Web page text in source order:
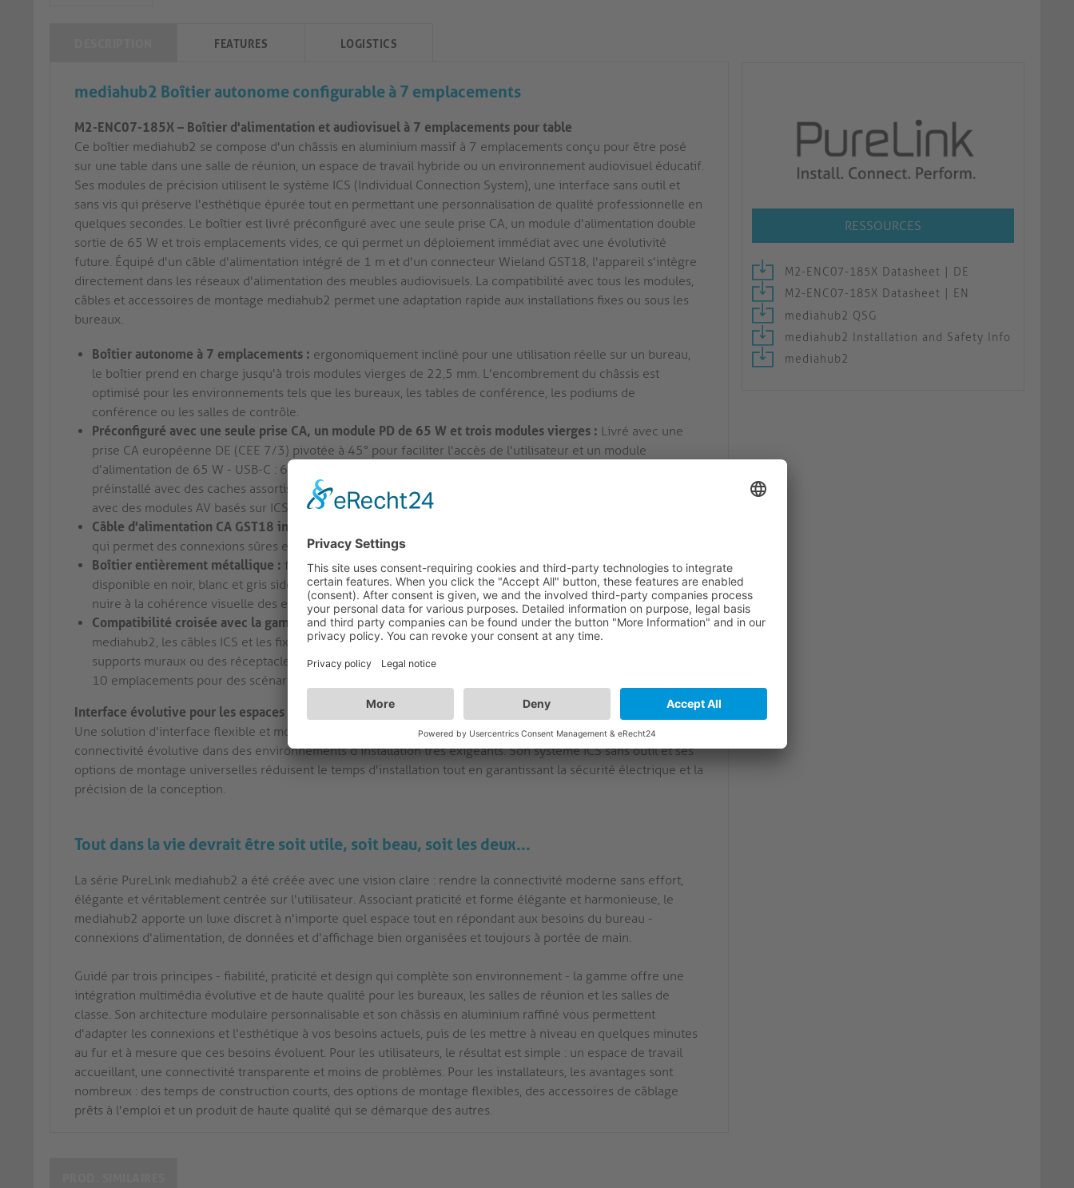
RESSOURCES
M2-ENC07-185X Datasheet | DE
M2-ENC07-185X Datasheet | EN
mediahub2 QSG
mediahub2 Installation and Safety Info
mediahub2
FEATURES LOGISTICS
mediahub2 Boîtier autonome configurable à 7 emplacements
M2-ENC07-185X – Boîtier d'alimentation et audiovisuel à 7 emplacements pour table
Ce boîtier mediahub2 se compose d'un châssis en aluminium massif à 7 emplacements conçu pour être posé
sur une table dans une salle de réunion, un espace de travail hybride ou un environnement audiovisuel éducatif.
Ses modules de précision utilisent le système ICS (Individual Connection System), une interface sans outil et
sans vis qui préserve l'esthétique épurée tout en permettant une personnalisation de qualité professionnelle en
quelques secondes. Le boîtier est livré préconfiguré avec une seule prise CA, un module d'alimentation double
sortie de 65 W et trois emplacements vides, ce qui permet un déploiement immédiat avec une évolutivité
future. Équipé d'un câble d'alimentation intégré de 1 m et d'un connecteur Wieland GST18, l'appareil s'intègre
directement dans les réseaux d'alimentation des meubles audiovisuels. La compatibilité avec tous les modules,
câbles et accessoires de montage mediahub2 permet une adaptation rapide aux installations fixes ou sous les
bureaux.
Boîtier autonome à 7 emplacements : ergonomiquement incliné pour une utilisation réelle sur un bureau,
le boîtier prend en charge jusqu'à trois modules vierges de 22,5 mm. L'encombrement du châssis est
optimisé pour les environnements tels que les bureaux, les tables de conférence, les podiums de
conférence ou les salles de contrôle.
Préconfiguré avec une seule prise CA, un module PD de 65 W et trois modules vierges : Livré avec une
prise CA européenne DE (CEE 7/3) pivotée à 45° pour faciliter l'accès de l'utilisateur et un module
d'alimentation de 65 W - USB-C : 65 W PD | USB-A : 18 W QC | USB-C + USB-A : 5 V 3 A par port -
préinstallé avec des caches assortis. Permet une utilisation immédiate et facilite l'extension ultérieure
avec des modules AV basés sur ICS.
Câble d'alimentation CA GST18 intégré :
qui permet des connexions sûres et de grande capacité dans les installations professionnelles.
Boîtier entièrement métallique : fabriqué en aluminium massif avec des détails mats. Le boîtier est
disponible en noir, blanc et gris sidéral et présente un design industriel primé, offrant une durabilité sans
nuire à la cohérence visuelle des espaces audiovisuels haut de gamme.
Compatibilité croisée avec la gamme mediahub2 :Entièrement compatible avec tous les emplacements
mediahub2, les câbles ICS et les fixations externes. Les utilisateurs peuvent déployer des pinces, des
supports muraux ou des réceptacles sous étagère de manière interchangeable sur des variantes à 5, 7 ou
10 emplacements pour des scénarios de déploiement multi-sites.
Interface évolutive pour les espaces de travail professionnels
Une solution d'interface flexible et modulaire pour les professionnels de l'audiovisuel qui ont besoin d'une
connectivité évolutive dans des environnements d'installation très exigeants. Son système ICS sans outil et ses
options de montage universelles réduisent le temps d'installation tout en garantissant la sécurité électrique et la
précision de la conception.
Tout dans la vie devrait être soit utile, soit beau, soit les deux...
La série PureLink mediahub2 a été créée avec une vision claire : rendre la connectivité moderne sans effort,
élégante et véritablement centrée sur l'utilisateur. Associant praticité et forme élégante et harmonieuse, le
mediahub2 apporte un luxe discret à n'importe quel espace tout en répondant aux besoins du bureau -
connexions d'alimentation, de données et d'affichage bien organisées et toujours à portée de main.
Guidé par trois principes - fiabilité, praticité et design qui complète son environnement - la gamme offre une
intégration multimédia évolutive et de haute qualité pour les bureaux, les salles de réunion et les salles de
classe. Son architecture modulaire personnalisable et son châssis en aluminium raffiné vous permettent
d'adapter les connexions et l'esthétique à vos besoins actuels, puis de les mettre à niveau en quelques minutes
au fur et à mesure que ces besoins évoluent. Pour les utilisateurs, le résultat est simple : un espace de travail
accueillant, une connectivité transparente et moins de problèmes. Pour les installateurs, les avantages sont
nombreux : des temps de construction courts, des options de montage flexibles, des accessoires de câblage
prêts à l'emploi et un produit de haute qualité qui se démarque des autres.